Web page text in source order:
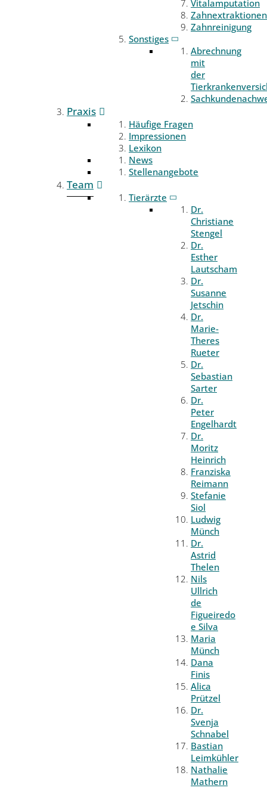
Vitalamputation
Zahnextraktionen
Zahnreinigung
Sonstiges
Abrechnung
mit
der
Praxis
Häufige Fragen
Impressionen
Lexikon
News
Stellenangebote
Team
Tierärzte
Dr.
Christiane
Stengel
Dr.
Esther
Lautscham
Dr.
Susanne
Jetschin
Dr.
Marie-
Theres
Rueter
Dr.
Sebastian
Sarter
Dr.
Peter
Engelhardt
Dr.
Moritz
Heinrich
Franziska
Reimann
Stefanie
Siol
Ludwig
Münch
Dr.
Astrid
Thelen
Nils
Ullrich
de
Figueiredo
e Silva
Maria
Münch
Dana
Finis
Alica
Prützel
Dr.
Svenja
Schnabel
Bastian
Leimkühler
Nathalie
Mathern